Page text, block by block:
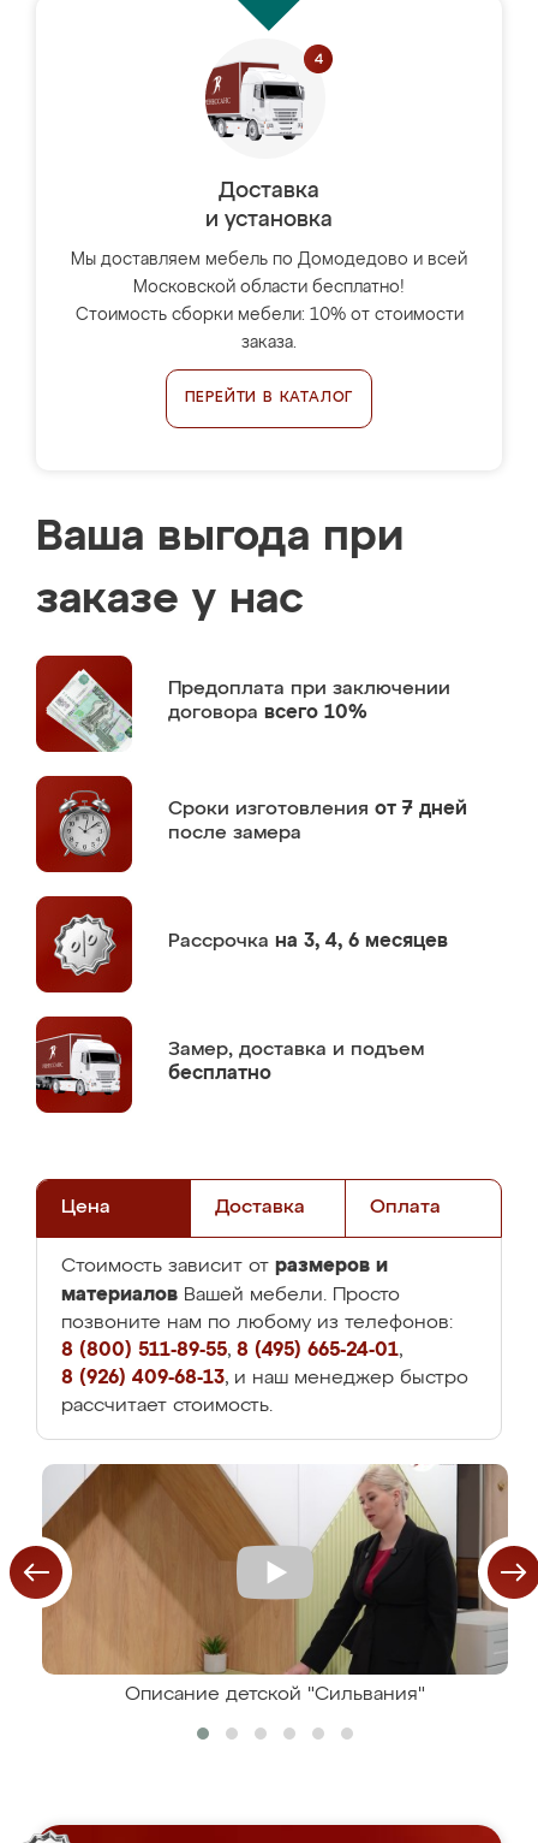
Доставка
и установка
Мы доставляем мебель по Домодедово и всей
Московской области бесплатно!
Стоимость сборки мебели: 10% от стоимости
заказа.
ПЕРЕЙТИ В КАТАЛОГ
Ваша выгода при
заказе у нас
Предоплата при заключении
договора всего 10%
Сроки изготовления от 7 дней
после замера
Рассрочка на 3, 4, 6 месяцев
Замер, доставка и подъем
бесплатно
Цена Доставка Оплата
Стоимость зависит от размеров и
материалов Вашей мебели. Просто
позвоните нам по любому из телефонов:
8 (800) 511-89-55, 8 (495) 665-24-01,
8 (926) 409-68-13, и наш менеджер быстро
рассчитает стоимость.
Описание детской "Сильвания"